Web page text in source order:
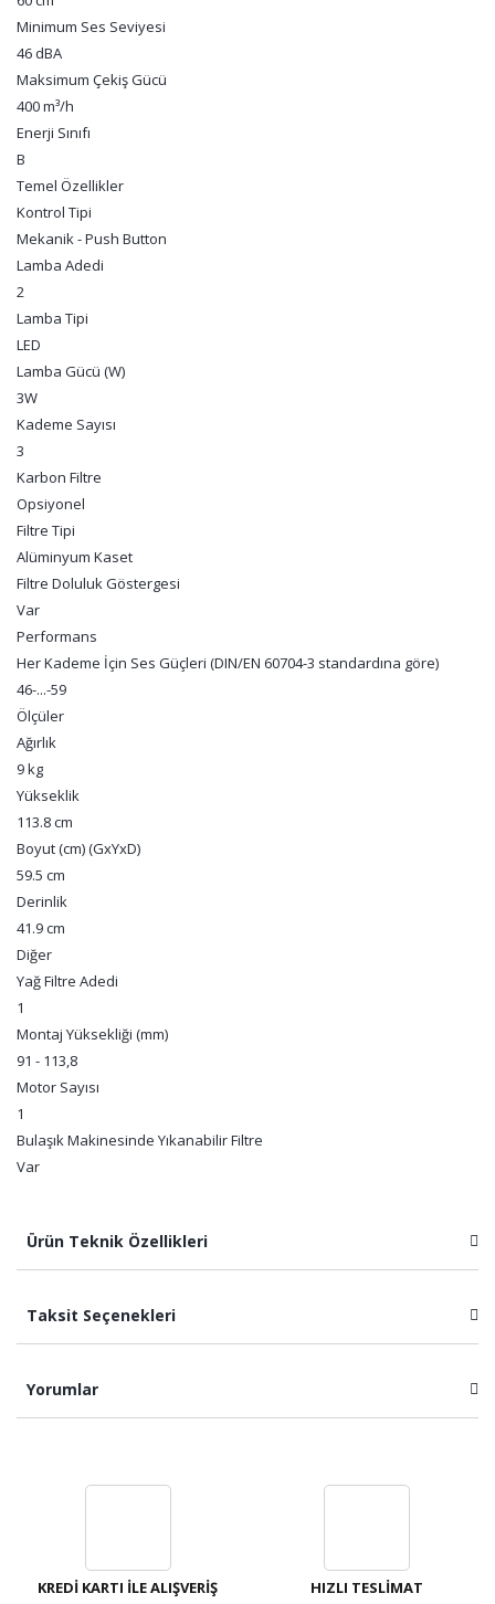
Minimum Ses Seviyesi
46 dBA
Maksimum Çekiş Gücü
400 m³/h
Enerji Sınıfı
B
Temel Özellikler
Kontrol Tipi
Mekanik - Push Button
Lamba Adedi
2
Lamba Tipi
LED
Lamba Gücü (W)
3W
Kademe Sayısı
3
Karbon Filtre
Opsiyonel
Filtre Tipi
Alüminyum Kaset
Filtre Doluluk Göstergesi
Var
Performans
Her Kademe İçin Ses Güçleri (DIN/EN 60704-3 standardına göre)
46-...-59
Ölçüler
Ağırlık
9 kg
Yükseklik
113.8 cm
Boyut (cm) (GxYxD)
59.5 cm
Derinlik
41.9 cm
Diğer
Yağ Filtre Adedi
1
Montaj Yüksekliği (mm)
91 - 113,8
Motor Sayısı
1
Bulaşık Makinesinde Yıkanabilir Filtre
Var
Ürün Teknik Özellikleri
Taksit Seçenekleri
Yorumlar
KREDİ KARTI İLE ALIŞVERİŞ HIZLI TESLİMAT